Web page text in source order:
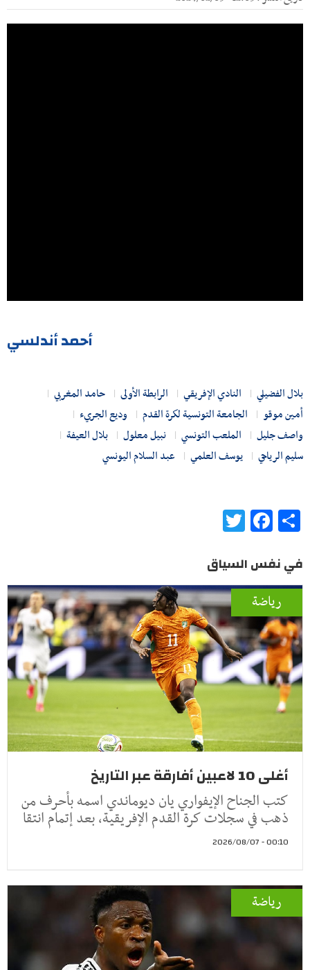
أحمد أندلسي
بلال الفضيلي النادي الإفريقي الرابطة الأولى
حامد المغربي
أمين موقو
الجامعة التونسية لكرة القدم
وديع الجريء
واصف جليل
الملعب التونسي نبيل معلول
بلال العيفة
سليم الرياحي
يوسف العلمي عبد السلام اليونسي
Share
Facebook
في نفس السياق
رياضة
أغلى 10 لاعبين أفارقة عبر التاريخ
كتب الجناح الإيفواري يان ديوماندي اسمه بأحرف من
ذهب في سجلات كرة القدم الإفريقية، بعد إتمام انتقا
00:10 - 2026/08/07
رياضة